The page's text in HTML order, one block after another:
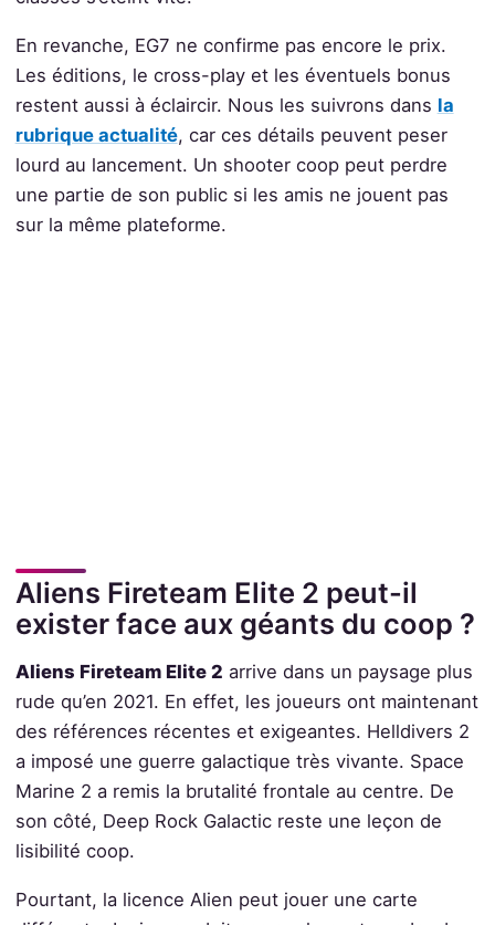
En revanche, EG7 ne confirme pas encore le prix.
Les éditions, le cross-play et les éventuels bonus
restent aussi à éclaircir. Nous les suivrons dans la
rubrique actualité, car ces détails peuvent peser
lourd au lancement. Un shooter coop peut perdre
une partie de son public si les amis ne jouent pas
sur la même plateforme.
Aliens Fireteam Elite 2 peut-il
exister face aux géants du coop ?
Aliens Fireteam Elite 2 arrive dans un paysage plus
rude qu’en 2021. En effet, les joueurs ont maintenant
des références récentes et exigeantes. Helldivers 2
a imposé une guerre galactique très vivante. Space
Marine 2 a remis la brutalité frontale au centre. De
son côté, Deep Rock Galactic reste une leçon de
lisibilité coop.
Pourtant, la licence Alien peut jouer une carte